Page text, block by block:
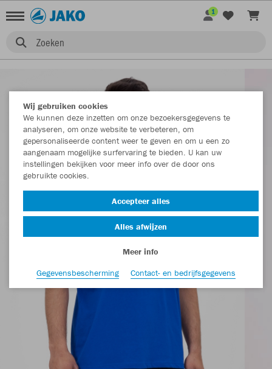
Zoeken
1
Wij gebruiken cookies
We kunnen deze inzetten om onze bezoekersgegevens te
analyseren, om onze website te verbeteren, om
gepersonaliseerde content weer te geven en om u een zo
aangenaam mogelijke surfervaring te bieden. U kan uw
instellingen bekijken voor meer info over de door ons
gebruikte cookies.
Accepteer alles
Alles afwijzen
Meer info
Gegevensbescherming
Contact- en bedrijfsgegevens